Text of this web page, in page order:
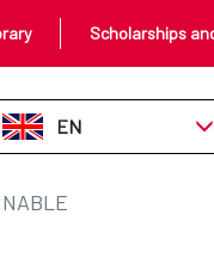
Scholarships
EN-GB